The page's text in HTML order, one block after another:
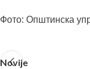
Фото: Општинска
Novije